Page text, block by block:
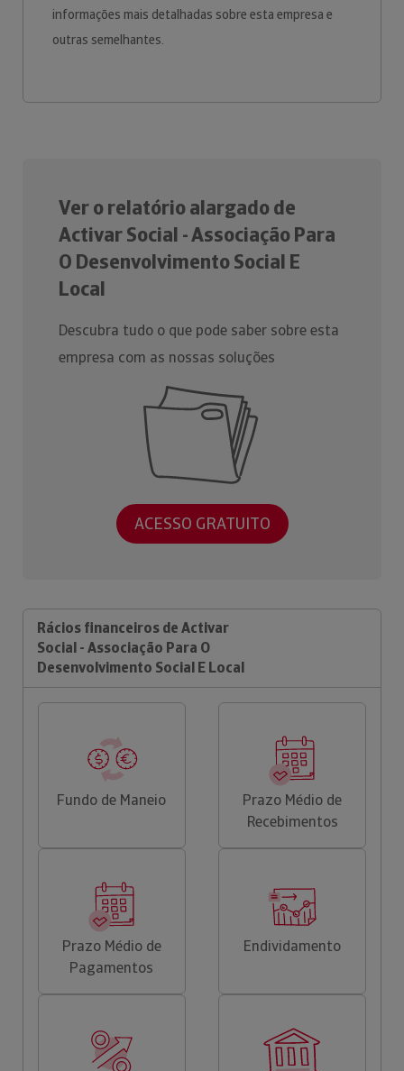
informações mais detalhadas sobre esta empresa e
outras semelhantes.
Ver o relatório alargado de
Activar Social - Associação Para
O Desenvolvimento Social E
Local
Descubra tudo o que pode saber sobre esta
empresa com as nossas soluções
ACESSO GRATUITO
Rácios financeiros de Activar
Social - Associação Para O
Desenvolvimento Social E Local
Fundo de Maneio
Prazo Médio de
Recebimentos
Prazo Médio de
Pagamentos
Endividamento